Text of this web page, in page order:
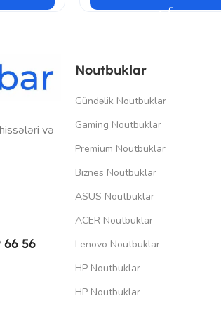
və
56
Noutbuklar
Gündəlik Noutbuklar
Gaming Noutbuklar
Premium Noutbuklar
Biznes Noutbuklar
ASUS Noutbuklar
ACER Noutbuklar
Lenovo Noutbuklar
HP Noutbuklar
HP Noutbuklar